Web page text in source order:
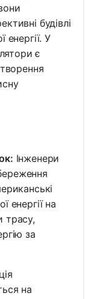
будівлі
У
є
Інженери
енергії на
трасу,
за
на